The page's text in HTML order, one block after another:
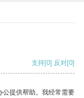
支持[0] 反对[0]
公提供帮助。我经常需要